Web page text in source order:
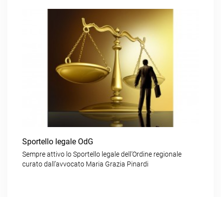
Sportello legale OdG
Sempre attivo lo Sportello legale dell’Ordine regionale
curato dall’avvocato Maria Grazia Pinardi